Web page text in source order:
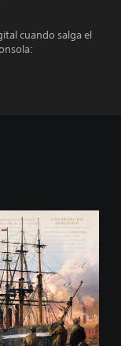
cuando salga el